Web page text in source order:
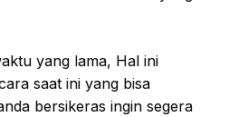
yang lama, Hal ini
saat ini yang bisa
bersikeras ingin segera